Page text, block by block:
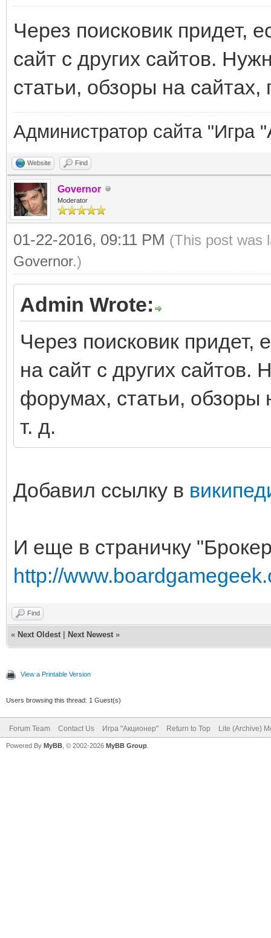
Через поисковик придет,
сайт с других сайтов.
статьи, обзоры на
Администратор сайта "Игра
Website Find
Governor
Moderator
01-22-2016, 09:11 PM (This post was
Governor.)
Admin Wrote:
Через поисковик придет,
на сайт с других
форумах, статьи, обзоры
т. д.
Добавил ссылку в
И еще в страничку
http://
Find
« Next Oldest Next Newest »
View a Printable Version
Users browsing this thread: 1 Guest(s)
Forum Team Contact Us Игра "Акционер" Return to Top Lite (Archive)
Powered By MyBB , © 2002-2026 MyBB Group